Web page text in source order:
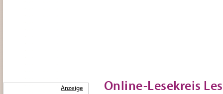
Online-Lesekreis
Anzeige